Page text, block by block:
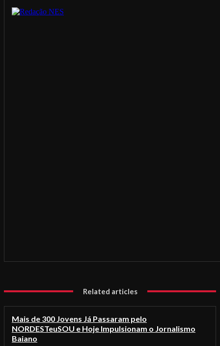
Related articles
Mais de 300 Jovens Já Passaram pelo
NORDESTeuSOU e Hoje Impulsionam o Jornalismo
Baiano